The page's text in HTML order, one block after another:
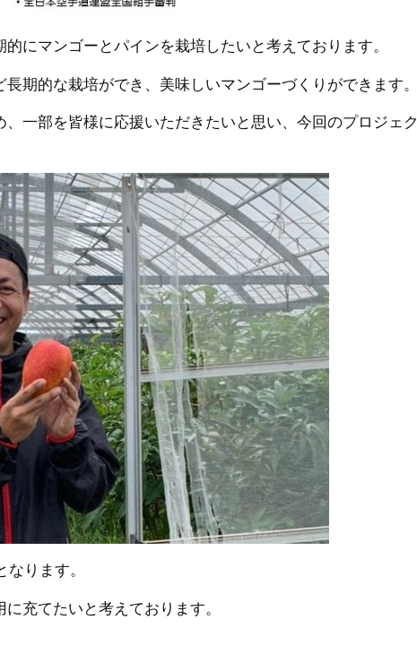
にマンゴーとパインを栽培したいと考えております。
期的な栽培ができ、美味しいマンゴーづくりができます。
一部を皆様に応援いただきたいと思い、今回のプロジェク
ります。
充てたいと考えております。